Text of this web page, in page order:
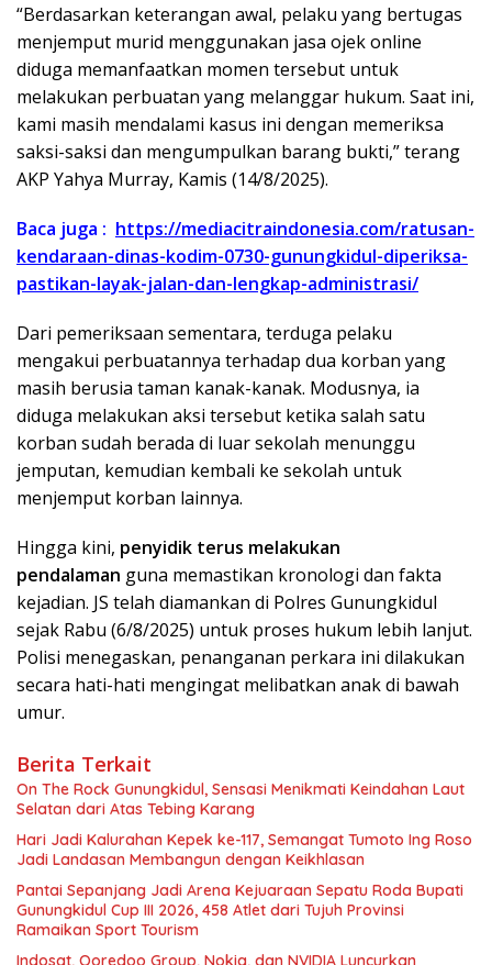
“Berdasarkan keterangan awal, pelaku yang bertugas
menjemput murid menggunakan jasa ojek online
diduga memanfaatkan momen tersebut untuk
melakukan perbuatan yang melanggar hukum. Saat ini,
kami masih mendalami kasus ini dengan memeriksa
saksi-saksi dan mengumpulkan barang bukti,” terang
AKP Yahya Murray, Kamis (14/8/2025).
Baca juga : https://mediacitraindonesia.com/ratusan-
kendaraan-dinas-kodim-0730-gunungkidul-diperiksa-
pastikan-layak-jalan-dan-lengkap-administrasi/
Dari pemeriksaan sementara, terduga pelaku
mengakui perbuatannya terhadap dua korban yang
masih berusia taman kanak-kanak. Modusnya, ia
diduga melakukan aksi tersebut ketika salah satu
korban sudah berada di luar sekolah menunggu
jemputan, kemudian kembali ke sekolah untuk
menjemput korban lainnya.
Hingga kini, penyidik terus melakukan
pendalaman guna memastikan kronologi dan fakta
kejadian. JS telah diamankan di Polres Gunungkidul
sejak Rabu (6/8/2025) untuk proses hukum lebih lanjut.
Polisi menegaskan, penanganan perkara ini dilakukan
secara hati-hati mengingat melibatkan anak di bawah
umur.
Berita Terkait
On The Rock Gunungkidul, Sensasi Menikmati Keindahan Laut
Selatan dari Atas Tebing Karang
Hari Jadi Kalurahan Kepek ke-117, Semangat Tumoto Ing Roso
Jadi Landasan Membangun dengan Keikhlasan
Pantai Sepanjang Jadi Arena Kejuaraan Sepatu Roda Bupati
Gunungkidul Cup III 2026, 458 Atlet dari Tujuh Provinsi
Ramaikan Sport Tourism
Indosat, Ooredoo Group, Nokia, dan NVIDIA Luncurkan